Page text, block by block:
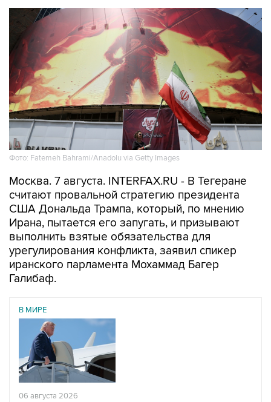
Фото: Fatemeh Bahrami/Anadolu via Getty Images
Москва. 7 августа. INTERFAX.RU - В Тегеране
считают провальной стратегию президента
США Дональда Трампа, который, по мнению
Ирана, пытается его запугать, и призывают
выполнить взятые обязательства для
урегулирования конфликта, заявил спикер
иранского парламента Мохаммад Багер
Галибаф.
В МИРЕ
06 августа 2026